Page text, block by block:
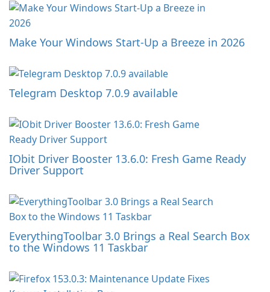
Make Your Windows Start-Up a Breeze in 2026
Telegram Desktop 7.0.9 available
IObit Driver Booster 13.6.0: Fresh Game Ready
Driver Support
EverythingToolbar 3.0 Brings a Real Search Box
to the Windows 11 Taskbar